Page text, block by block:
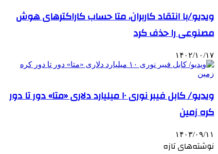
ویدیو/با انتقاد کاربران، متا حساب کاراکترهای هوش
مصنوعی را حذف کرد
۱۴۰۲/۱۰/۱۷
ویدیو/ کابل فیبر نوری ۱۰ میلیارد دلاری «متا» دور تا دور
کره زمین
۱۴۰۳/۰۹/۱۱
نوشته‌های تازه